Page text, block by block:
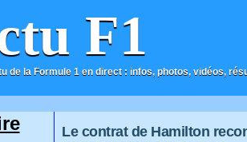
F1
de la Formule 1 en direct : infos, photos, vidéos,
Le contrat de Hamilton